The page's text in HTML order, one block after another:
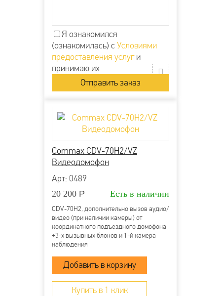
Я ознакомился
(ознакомилась) с Условиями
предоставления услуги
принимаю их
Commax CDV-70H2/VZ
Видеодомофон
Арт: 0489
20 200 Р Есть в наличии
CDV-70H2, дополнительно вызов аудио/
видео (при наличии камеры) от
координатного подъездного домофона
+3-х вызывных блоков и 1-й камера
наблюдения
Купить в 1 клик